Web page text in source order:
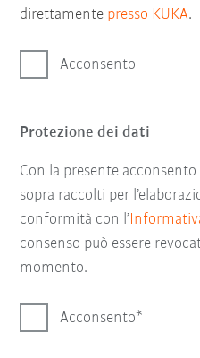
direttamente presso KUKA.
Acconsento
Protezione dei dati
Con la presente
sopra raccolti per
conformità con l’
consenso può essere
momento.
Acconsento